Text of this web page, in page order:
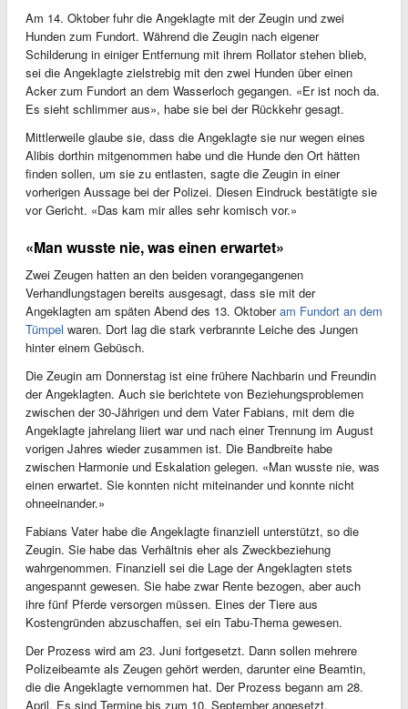
Am 14. Oktober fuhr die Angeklagte mit der Zeugin und zwei
Hunden zum Fundort. Während die Zeugin nach eigener
Schilderung in einiger Entfernung mit ihrem Rollator stehen blieb,
sei die Angeklagte zielstrebig mit den zwei Hunden über einen
Acker zum Fundort an dem Wasserloch gegangen. «Er ist noch da.
Es sieht schlimmer aus», habe sie bei der Rückkehr gesagt.
Mittlerweile glaube sie, dass die Angeklagte sie nur wegen eines
Alibis dorthin mitgenommen habe und die Hunde den Ort hätten
finden sollen, um sie zu entlasten, sagte die Zeugin in einer
vorherigen Aussage bei der Polizei. Diesen Eindruck bestätigte sie
vor Gericht. «Das kam mir alles sehr komisch vor.»
«Man wusste nie, was einen erwartet»
Zwei Zeugen hatten an den beiden vorangegangenen
Verhandlungstagen bereits ausgesagt, dass sie mit der
Angeklagten am späten Abend des 13. Oktoberam Fundort an dem
Tümpel waren. Dort lag die stark verbrannte Leiche des Jungen
hinter einem Gebüsch.
Die Zeugin am Donnerstag ist eine frühere Nachbarin und Freundin
der Angeklagten. Auch sie berichtete von Beziehungsproblemen
zwischen der 30-Jährigen und dem Vater Fabians, mit dem die
Angeklagte jahrelang liiert war und nach einer Trennung im August
vorigen Jahres wieder zusammen ist. Die Bandbreite habe
zwischen Harmonie und Eskalation gelegen. «Man wusste nie, was
einen erwartet. Sie konnten nicht miteinander und konnte nicht
ohneeinander.»
Fabians Vater habe die Angeklagte finanziell unterstützt, so die
Zeugin. Sie habe das Verhältnis eher als Zweckbeziehung
wahrgenommen. Finanziell sei die Lage der Angeklagten stets
angespannt gewesen. Sie habe zwar Rente bezogen, aber auch
ihre fünf Pferde versorgen müssen. Eines der Tiere aus
Kostengründen abzuschaffen, sei ein Tabu-Thema gewesen.
Der Prozess wird am 23. Juni fortgesetzt. Dann sollen mehrere
Polizeibeamte als Zeugen gehört werden, darunter eine Beamtin,
die die Angeklagte vernommen hat. Der Prozess begann am 28.
April. Es sind Termine bis zum 10. September angesetzt.